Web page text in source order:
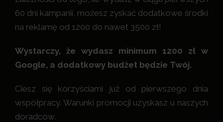
60 dni kampanii, możesz zyskać dodatkowe środki
na reklamę od 1200 do nawet 3500 zł!
Wystarczy, że wydasz minimum 1200 zł w
Google, a dodatkowy budżet będzie Twój.
Ciesz się korzyściami już od pierwszego dnia
współpracy. Warunki promocji uzyskasz u naszych
doradców.